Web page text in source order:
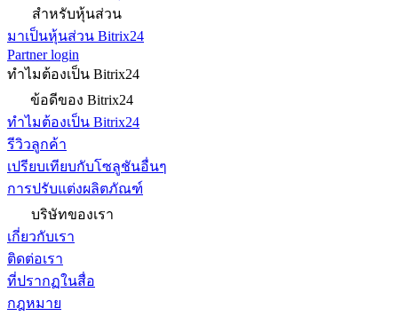
สำหรับหุ้นส่วน
มาเป็นหุ้นส่วน Bitrix24
Partner login
ทำไมต้องเป็น Bitrix24
ข้อดีของ Bitrix24
ทำไมต้องเป็น Bitrix24
รีวิวลูกค้า
เปรียบเทียบกับโซลูชันอื่นๆ
การปรับแต่งผลิตภัณฑ์
บริษัทของเรา
เกี่ยวกับเรา
ติดต่อเรา
ที่ปรากฏในสื่อ
กฎหมาย